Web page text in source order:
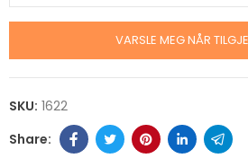
VARSLE MEG NÅR
SKU: 1622